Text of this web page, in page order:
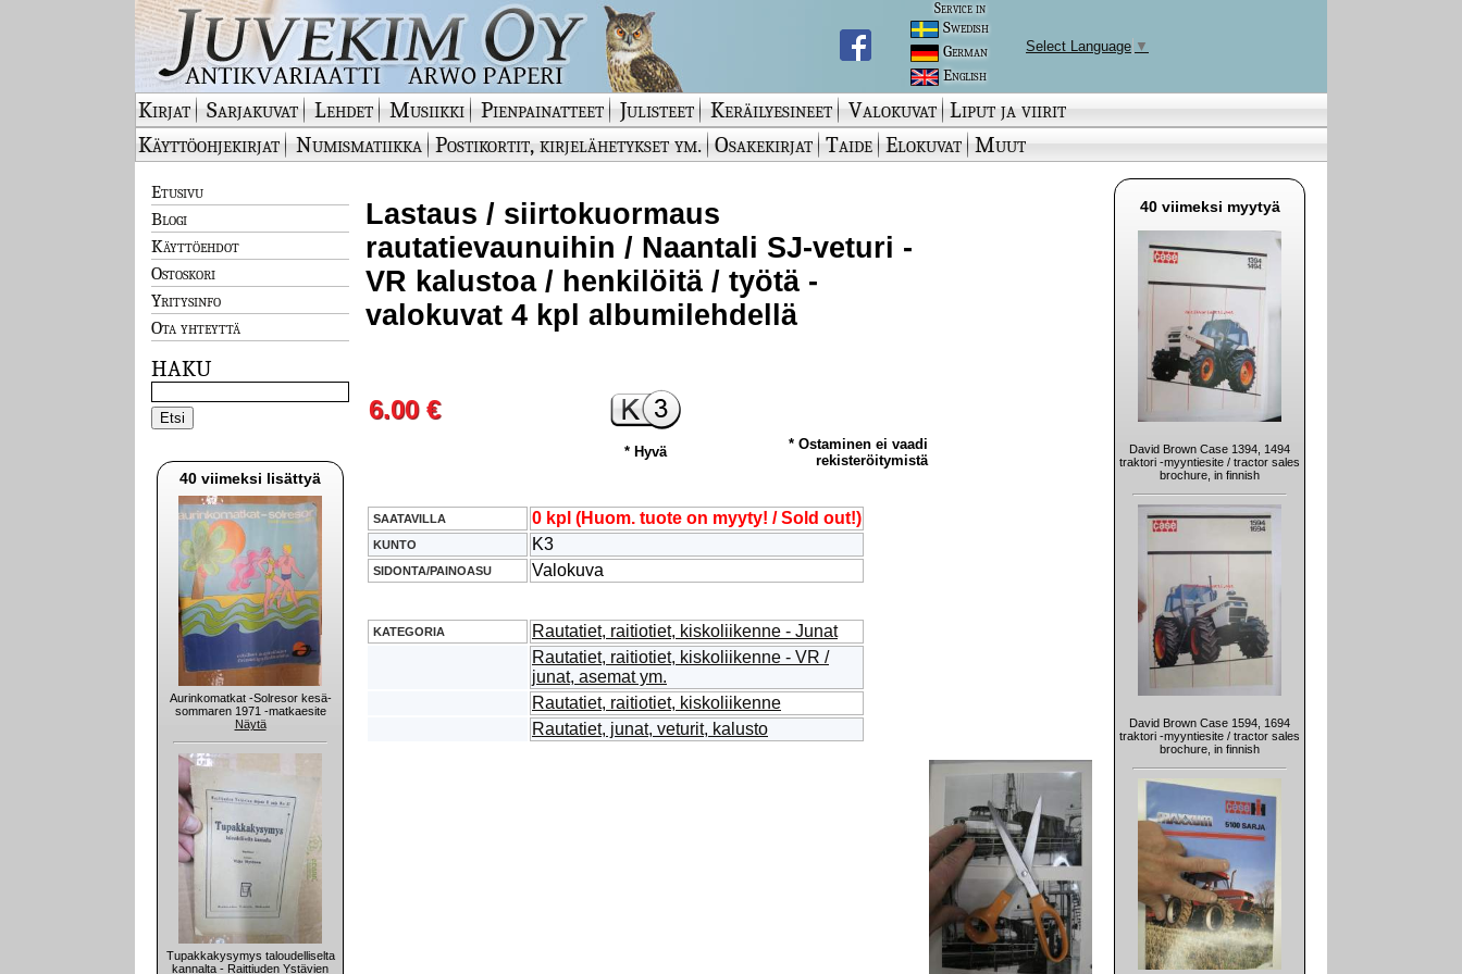
Service in
Swedish
German
English
Select Language ▼
Kirjat Sarjakuvat Lehdet Musiikki Pienpainatteet Julisteet Keräilyesineet Valokuvat Liput ja viirit
Käyttöohjekirjat
Numismatiikka Postikortit, kirjelähetykset ym. Osakekirjat Taide Elokuvat Muut
Etusivu
Blogi
Käyttöehdot
Ostoskori
Yritysinfo
Ota yhteyttä
HAKU
40 viimeksi lisättyä
Aurinkomatkat -Solresor kesä-
sommaren 1971 -matkaesite
Näytä
Tupakkakysymys taloudelliselta
kannalta - Raittiuden Ystävien
Lastaus / siirtokuormaus
rautatievaunuihin / Naantali SJ-veturi -
VR kalustoa / henkilöitä / työtä -
valokuvat 4 kpl albumilehdellä
6.00 €
* Hyvä
* Ostaminen ei vaadi
rekisteröitymistä
SAATAVILLA 0 kpl (Huom. tuote on myyty! / Sold out!)
KUNTO K3
SIDONTA/PAINOASU Valokuva
KATEGORIA
Rautatiet, raitiotiet, kiskoliikenne - Junat
Rautatiet, raitiotiet, kiskoliikenne - VR /
junat, asemat ym.
Rautatiet, raitiotiet, kiskoliikenne
Rautatiet, junat, veturit, kalusto
40 viimeksi myytyä
David Brown Case 1394, 1494
traktori -myyntiesite / tractor sales
brochure, in finnish
David Brown Case 1594, 1694
traktori -myyntiesite / tractor sales
brochure, in finnish